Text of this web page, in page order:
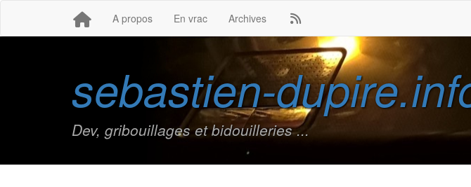
A propos En vrac Archives
sebastien-
Dev, gribouillages et bidouilleries ...